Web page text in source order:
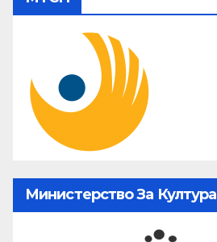
Министерство За Култура